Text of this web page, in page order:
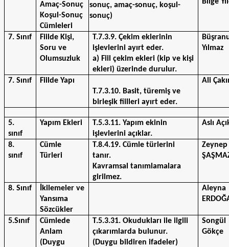
Amaç-Sonuç
Koşul-Sonuç
Cümleleri
sonuç, amaç-sonuç, koşul-
sonuç)
7. Sınıf
Fiilde Kişi,
Soru ve
Olumsuzluk
T.7.3.9. Çekim eklerinin
işlevlerini ayırt eder.
a) Fiil çekim ekleri (kip ve kişi
ekleri) üzerinde durulur.
Yılmaz
7. Sınıf
Fiilde Yapı
T.7.3.10. Basit, türemiş ve
birleşik fiilleri ayırt eder.
Ali
5.
sınıf
Yapım Ekleri
T.5.3.11. Yapım ekinin
işlevlerini açıklar.
Aslı
8.
sınıf
Cümle
Türleri
T.8.4.19. Cümle türlerini
tanır.
Kavramsal tanımlamalara
girilmez.
Zeynep
8. Sınıf
İkilemeler ve
Yansıma
Sözcükler
Aleyna
5.Sınıf
Cümlede
Anlam
(Duygu
T.5.3.31. Okudukları ile ilgili
çıkarımlarda bulunur.
(Duygu bildiren ifadeler)
Songül
Gökçe